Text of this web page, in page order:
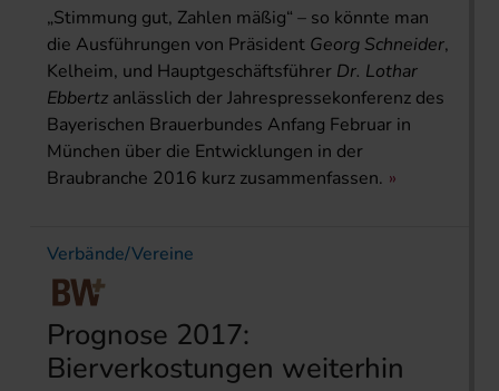
„Stimmung gut, Zahlen mäßig“ – so könnte man
die Ausführungen von Präsident Georg Schneider,
Kelheim, und Hauptgeschäftsführer Dr. Lothar
Ebbertz anlässlich der Jahrespressekonferenz des
Bayerischen Brauerbundes Anfang Februar in
München über die Entwicklungen in der
Braubranche 2016 kurz zusammenfassen.
Verbände/Vereine
Prognose 2017:
Bierverkostungen weiterhin